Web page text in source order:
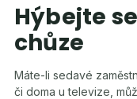
Hýbejte
chůze
Máte-li sedavé
či doma u televize,